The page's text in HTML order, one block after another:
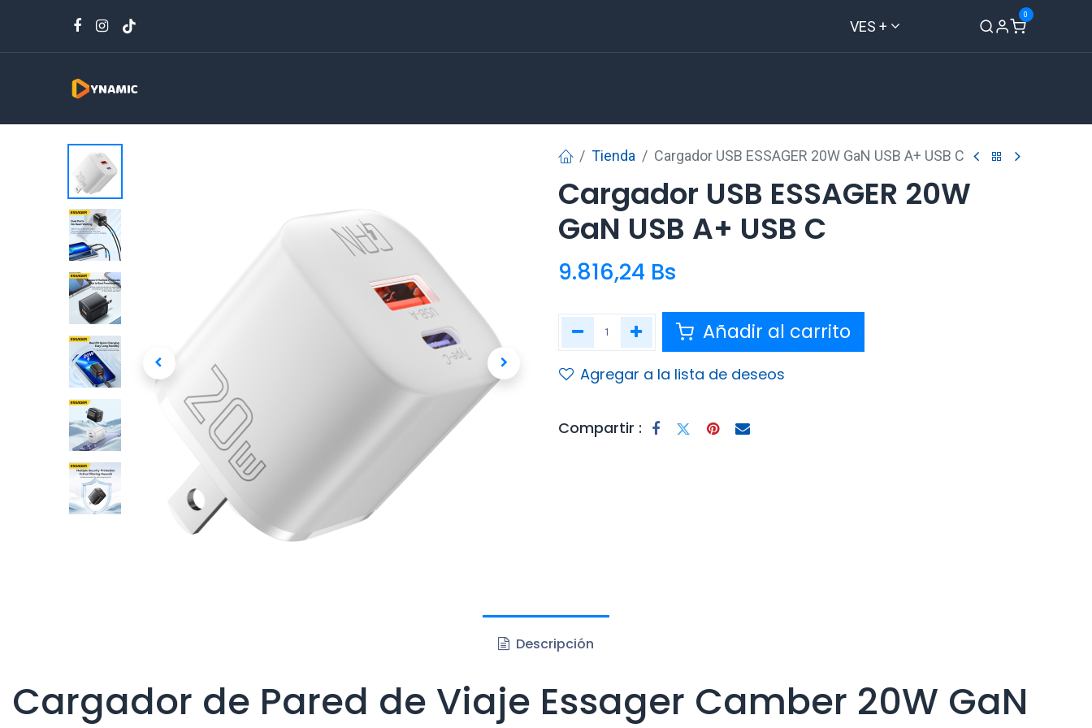
VES +
0
Tienda Cargador USB ESSAGER 20W GaN USB A+ USB C
Cargador USB ESSAGER 20W
GaN USB A+ USB C
9.816,24 Bs
Añadir al carrito
Agregar a la lista de deseos
Compartir :
Descripción
Cargador de Pared de Viaje Essager Camber 20W GaN